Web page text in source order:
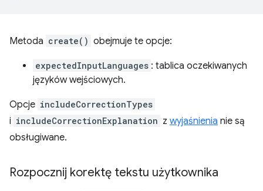
Metoda create() obejmuje te opcje:
expectedInputLanguages : tablica oczekiwanych
języków wejściowych.
Opcje includeCorrectionTypes
i includeCorrectionExplanation z wyjaśnienia nie są
obsługiwane.
Rozpocznij korektę tekstu użytkownika